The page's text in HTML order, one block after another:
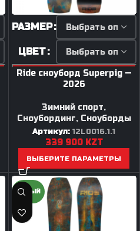
РАЗМЕР
ЦВЕТ
Ride сноуборд Superpig —
2026
Зимний спорт,
Сноубординг, Сноуборды
Артикул:12L0016.1.1
339 900 KZT
ВЫБЕРИТЕ ПАРАМЕТРЫ
НОВЫЙ